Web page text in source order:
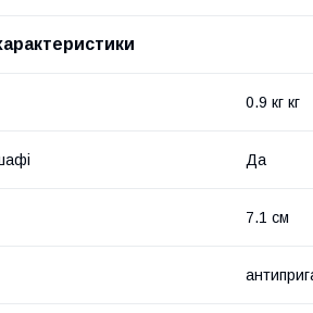
0.9 кг кг
Да
7.1 см